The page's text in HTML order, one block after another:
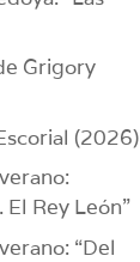
Grigory
(2026)
El Rey León”
“Del